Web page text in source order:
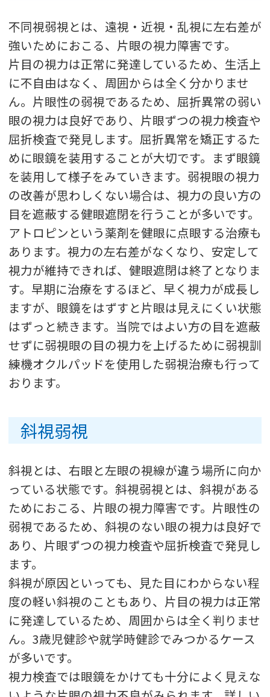
不同視弱視とは、遠視・近視・乱視に左右差が
強いためにおこる、片眼の視力障害です。
片目の視力は正常に発達しているため、生活上
に不自由はなく、周囲からは全く分かりませ
ん。片眼性の弱視であるため、屈折異常の弱い
眼の視力は良好であり、片眼ずつの視力検査や
屈折検査で発見します。屈折異常を矯正するた
めに眼鏡を装用することが大切です。まず眼鏡
を装用して様子をみていきます。弱視眼の視力
の改善が思わしくない場合は、視力の良い方の
目を遮蔽する健眼遮閉を行うことが多いです。
アトロピンという薬剤を健眼に点眼する治療も
あります。視力の左右差がなくなり、安定して
視力が維持できれば、健眼遮閉は終了となりま
す。早期に治療をするほど、早く視力が成長し
ますが、眼鏡をはずすと片眼は見えにくい状態
はずっと続きます。当院ではよい方の目を遮蔽
せずに弱視眼の目の視力を上げるために弱視訓
練機オクルパッドを使用した弱視治療も行って
おります。
斜視弱視
斜視とは、右眼と左眼の視線が違う場所に向か
っている状態です。斜視弱視とは、斜視がある
ためにおこる、片眼の視力障害です。片眼性の
弱視であるため、斜視のない眼の視力は良好で
あり、片眼ずつの視力検査や屈折検査で発見し
ます。
斜視が原因といっても、見た目にわからない程
度の軽い斜視のこともあり、片目の視力は正常
に発達しているため、周囲からは全く判りませ
ん。3歳児健診や就学時健診でみつかるケース
が多いです。
視力検査では眼鏡をかけても十分によく見えな